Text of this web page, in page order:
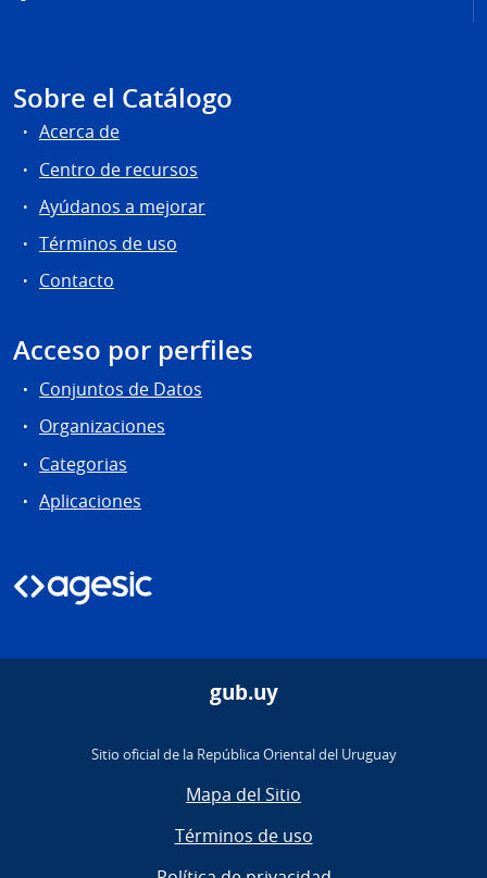
Sobre el Catálogo
Acerca de
Centro de recursos
Ayúdanos a mejorar
Términos de uso
Contacto
Acceso por perfiles
Conjuntos de Datos
Organizaciones
Categorias
Aplicaciones
gub.uy
Sitio oficial de la República Oriental del Uruguay
Mapa del Sitio
Términos de uso